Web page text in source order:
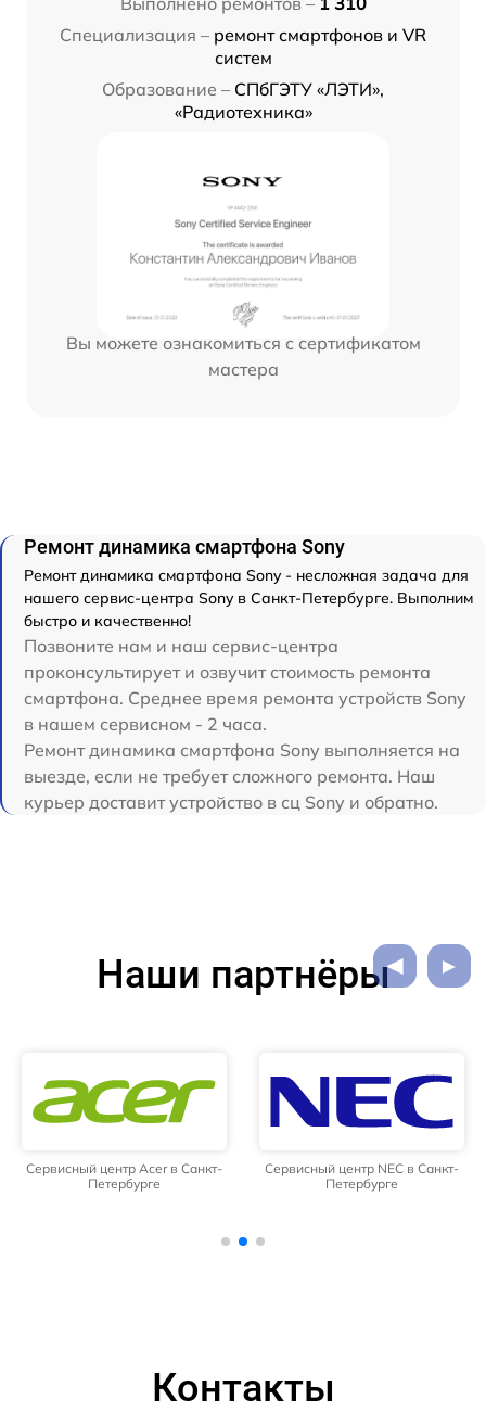
Специализация – ремонт смартфонов и VR
систем
Образование – СПбГЭТУ «ЛЭТИ»,
«Радиотехника»
Вы можете ознакомиться с сертификатом
мастера
Ремонт динамика смартфона Sony
Ремонт динамика смартфона Sony - несложная задача для
нашего сервис-центра Sony в Санкт-Петербурге. Выполним
быстро и качественно!
Позвоните нам и наш сервис-центра
проконсультирует и озвучит стоимость ремонта
смартфона. Среднее время ремонта устройств Sony
в нашем сервисном - 2 часа.
Ремонт динамика смартфона Sony выполняется на
выезде, если не требует сложного ремонта. Наш
курьер доставит устройство в сц Sony и обратно.
Наши партнёры
Сервисный центр Acer в Санкт-
Петербурге
Сервисный центр NEC в Санкт-
Петербурге
Контакты